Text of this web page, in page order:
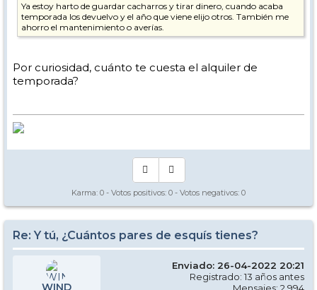
Ya estoy harto de guardar cacharros y tirar dinero, cuando acaba
temporada los devuelvo y el año que viene elijo otros. También me
ahorro el mantenimiento o averías.
Por curiosidad, cuánto te cuesta el alquiler de
temporada?
Karma: 0 - Votos positivos: 0 - Votos negativos: 0
Re: Y tú, ¿Cuántos pares de esquís tienes?
WIND
Enviado: 26-04-2022 20:21
Registrado: 13 años antes